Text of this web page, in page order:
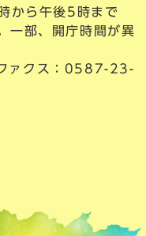
から午後5時まで
一部、開庁時間が異
ァクス：0587-23-